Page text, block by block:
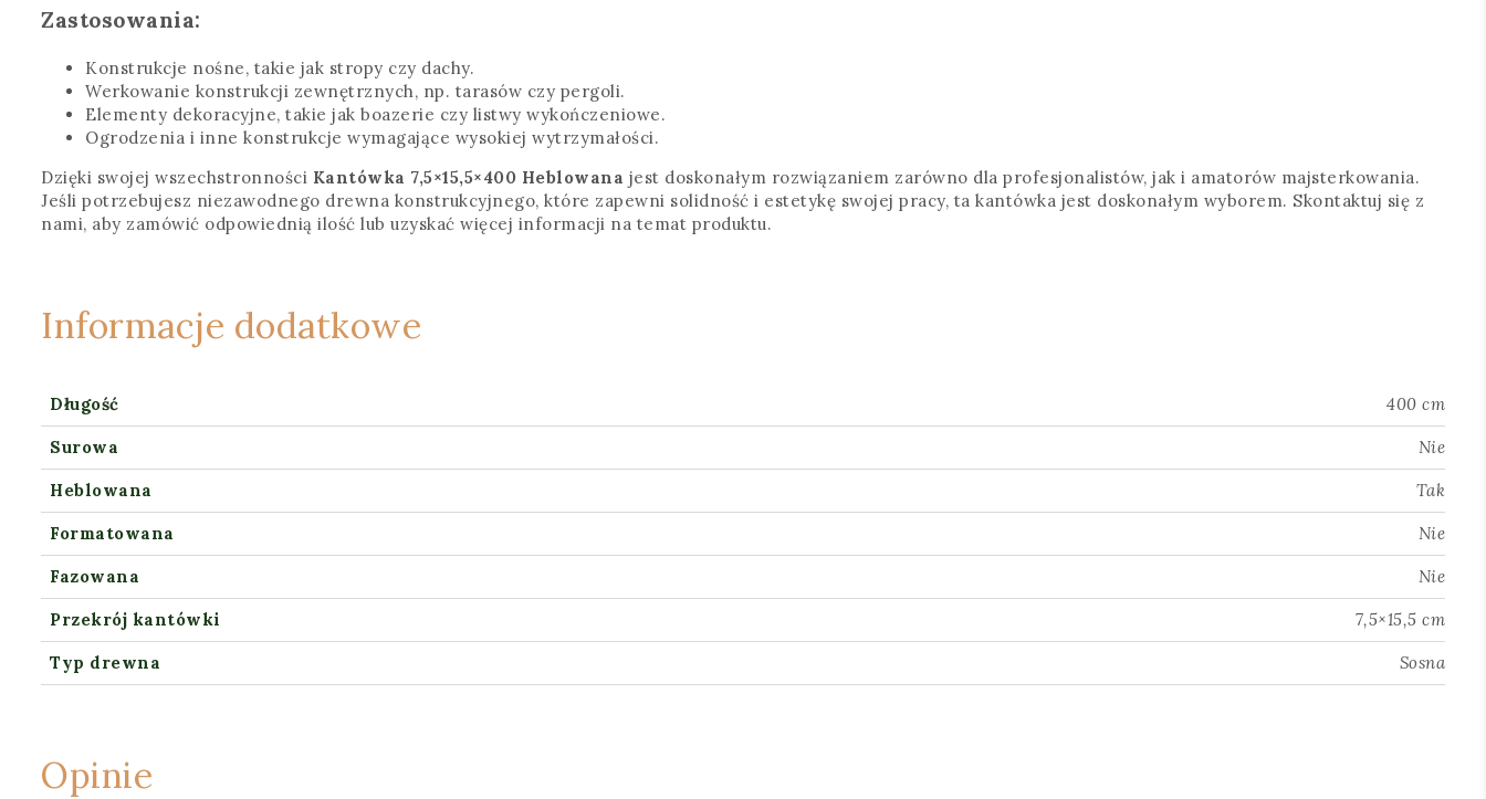
Zastosowania:
Konstrukcje nośne, takie jak stropy czy dachy.
Werkowanie konstrukcji zewnętrznych, np. tarasów czy pergoli.
Elementy dekoracyjne, takie jak boazerie czy listwy wykończeniowe.
Ogrodzenia i inne konstrukcje wymagające wysokiej wytrzymałości.
Dzięki swojej wszechstronności Kantówka 7,5×15,5×400 Heblowana jest doskonałym rozwiązaniem zarówno dla profesjonalistów, jak i amatorów majsterkowania.
Jeśli potrzebujesz niezawodnego drewna konstrukcyjnego, które zapewni solidność i estetykę swojej pracy, ta kantówka jest doskonałym wyborem. Skontaktuj się z
nami, aby zamówić odpowiednią ilość lub uzyskać więcej informacji na temat produktu.
Informacje dodatkowe
Długość 400 cm
Surowa Nie
Heblowana Tak
Formatowana Nie
Fazowana Nie
Przekrój kantówki 7,5×15,5 cm
Typ drewna Sosna
Opinie